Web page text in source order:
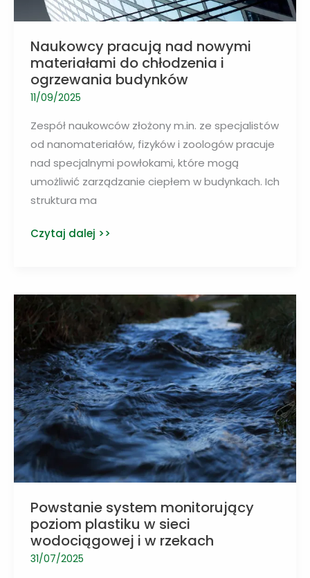
Naukowcy pracują nad nowymi
materiałami do chłodzenia i
ogrzewania budynków
11/09/2025
Zespół naukowców złożony m.in. ze specjalistów
od nanomateriałów, fizyków i zoologów pracuje
nad specjalnymi powłokami, które mogą
umożliwić zarządzanie ciepłem w budynkach. Ich
struktura ma
Naukowcy
materiałami
do
chłodzenia
i
ogrzewania
budynków
Czytaj dalej >>
Powstanie system monitorujący
poziom plastiku w sieci
wodociągowej i w rzekach
31/07/2025